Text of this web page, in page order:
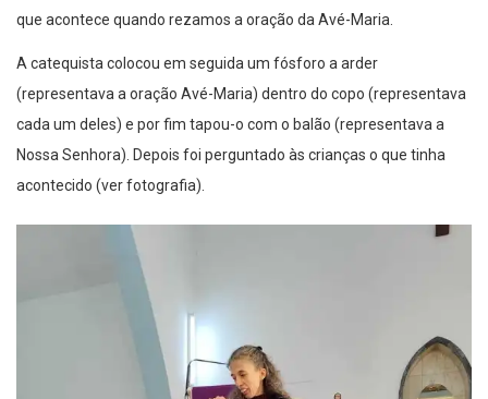
que acontece quando rezamos a oração da Avé-Maria.
A catequista colocou em seguida um fósforo a arder
(representava a oração Avé-Maria) dentro do copo (representava
cada um deles) e por fim tapou-o com o balão (representava a
Nossa Senhora). Depois foi perguntado às crianças o que tinha
acontecido (ver fotografia).